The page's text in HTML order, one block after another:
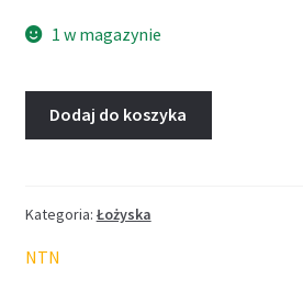
1 w magazynie
Dodaj do koszyka
Kategoria: Łożyska
NTN